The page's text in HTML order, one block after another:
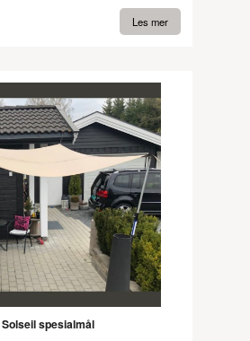
Les mer
Solseil spesialmål